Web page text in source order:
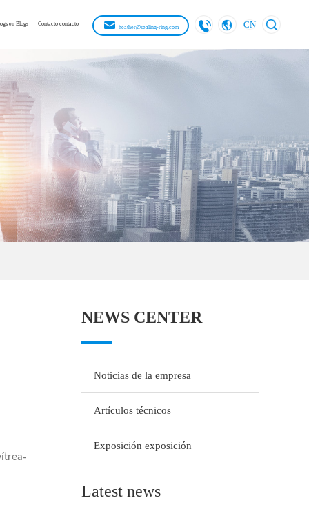
CN
heather@sealing-ring.com
en Blogs
empresa
Contacto contacto
-
NEWS CENTER
Noticias de la empresa
Artículos técnicos
Exposición exposición
Latest news